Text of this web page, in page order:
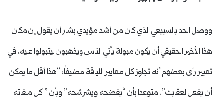
ووصل الحد بالسبيعي الذي كان من أشد مؤيدي بشار أن يقول إن مكان
هذا الأخير الحقيقي أن يكون مبولة يأتي الناس ويذهبون ليتبولوا عليه، في
تعبير رأى بعضهم أنه تجاوز كل معايير اللياقة مضيفاً: “هذا أقل ما يمكن
أن يفعل لعقابك”. متوعدا بأن “يفضحه ويشرشحه” وبأن ” كل ملفاته